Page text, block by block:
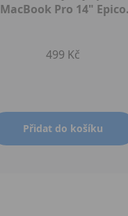
MacBook Pro 14" Epico
499 Kč
Přidat do košíku